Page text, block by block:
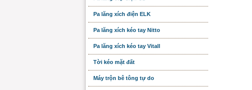
Pa lăng xích điện ELK
Pa lăng xích kéo tay Nitto
Pa lăng xích kéo tay Vitall
Tời kéo mặt đất
Máy trộn bê tông tự do